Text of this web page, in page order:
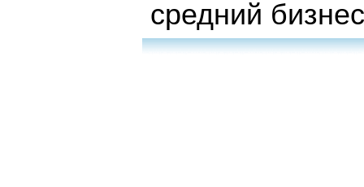
средний бизнес